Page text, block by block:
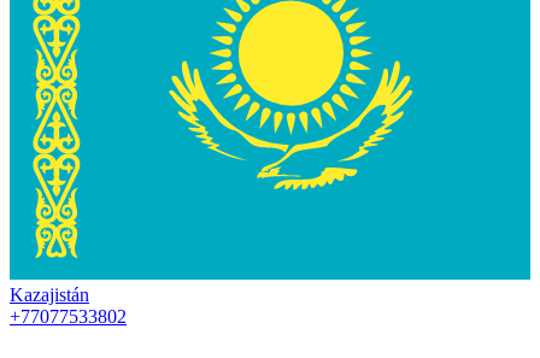
Kazajistán
+77077533802